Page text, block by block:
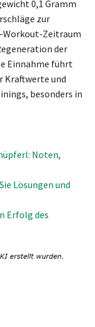
0,1 Gramm
zur
Workout-Zeitraum
der
Einnahme führt
Kraftwerte und
besonders in
Noten,
Lösungen und
Erfolg des